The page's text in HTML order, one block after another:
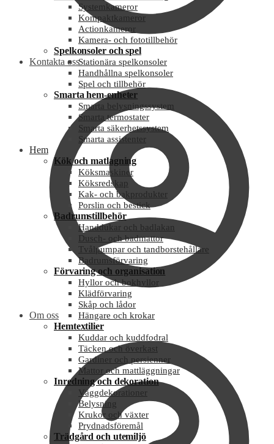
Kontakta oss
Om oss
Systemkameror
Kompaktkameror
Actionkameror
Kamera- och fototillbehör
Spelkonsoler och spel
Stationära spelkonsoler
Handhållna spelkonsoler
Spel och tillbehör
Smarta hem-enheter
Smarta belysningssystem
Smarta termostater
Smarta säkerhetssystem
Smarta assistenter
Hem
Kök och matlagning
Köksmaskiner
Köksredskap
Kak- och bakprodukter
Porslin och bestick
Badrumstillbehör
Handdukar och badlakan
Dusch- och badmattor
Tvålpumpar och tandborstehållare
Badrumsförvaring
Förvaring och organisation
Hyllor och bokhyllor
Klädförvaring
Skåp och lådor
Hängare och krokar
Hemtextilier
Kuddar och kuddfodral
Täcken och överkast
Gardiner och persienner
Mattor och mattläggningar
Inredning och dekoration
Väggdekorationer
Belysning
Krukor och växter
Prydnadsföremål
Trädgård och utemiljö